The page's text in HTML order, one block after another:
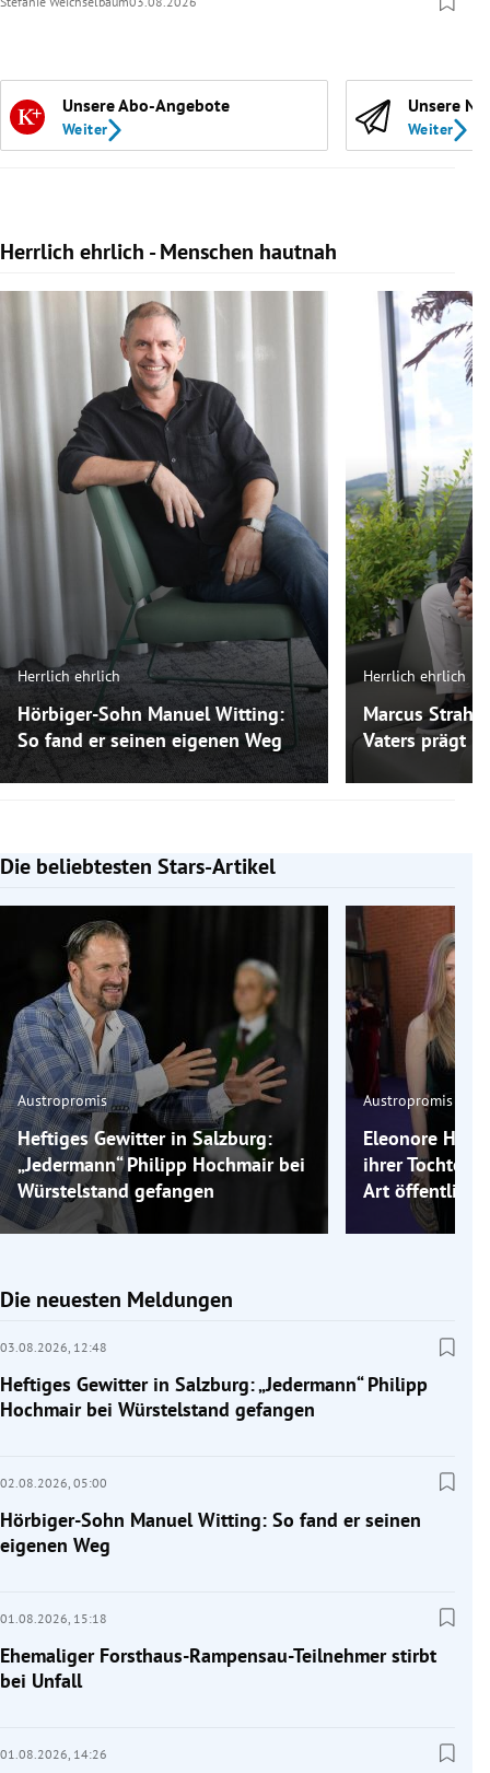
Unsere Abo-Angebote
Weiter
Unsere
Weiter
Herrlich ehrlich - Menschen hautnah
Slide 1 von 10
Herrlich ehrlich
Hörbiger-Sohn Manuel Witting:
So fand er seinen eigenen Weg
Herrlich ehrlich
Marcus
Vaters prägt
Die beliebtesten Stars-Artikel
Slide 1 von 7
Austropromis
Heftiges Gewitter in Salzburg:
„Jedermann“ Philipp Hochmair bei
Würstelstand gefangen
Austropromis
Eleonore
ihrer Tochter
Art öffentlich
Die neuesten Meldungen
03.08.2026, 12:48
Heftiges Gewitter in Salzburg: „Jedermann“ Philipp
Hochmair bei Würstelstand gefangen
02.08.2026, 05:00
Hörbiger-Sohn Manuel Witting: So fand er seinen
eigenen Weg
01.08.2026, 15:18
Ehemaliger Forsthaus-Rampensau-Teilnehmer stirbt
bei Unfall
01.08.2026, 14:26